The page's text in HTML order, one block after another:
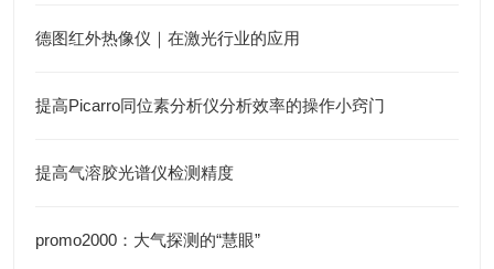
德图红外热像仪｜在激光行业的应用
提高Picarro同位素分析仪分析效率的操作小窍门
提高气溶胶光谱仪检测精度
promo2000：大气探测的“慧眼”